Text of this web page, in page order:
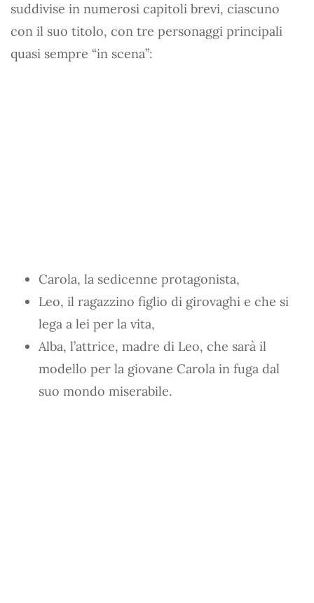
suddivise in numerosi capitoli brevi, ciascuno
con il suo titolo, con tre personaggi principali
quasi sempre “in scena”:
Carola, la sedicenne protagonista,
Leo, il ragazzino figlio di girovaghi e che si
lega a lei per la vita,
Alba, l’attrice, madre di Leo, che sarà il
modello per la giovane Carola in fuga dal
suo mondo miserabile.